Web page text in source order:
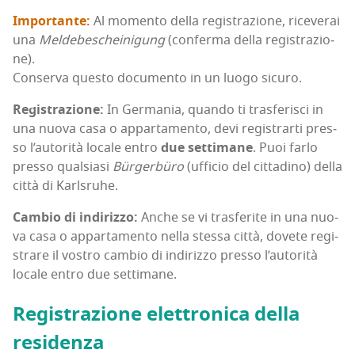
Impor­tan­te: Al momen­to del­la regi­stra­zio­ne, rice­ve­rai
una Mel­de­be­schei­ni­gung(con­fer­ma del­la regi­stra­zio­
ne).
Con­ser­va que­sto docu­men­to in un luo­go sicuro.
Regi­stra­zio­ne: In Ger­ma­nia, quan­do ti tra­sfe­ri­sci in
una nuo­va casa o appar­ta­men­to, devi regi­strar­ti pres­
so l’au­to­ri­tà loca­le entro due set­ti­ma­ne. Puoi far­lo
pres­so qual­sia­si Bür­ger­bü­ro(uffi­cio del cit­ta­di­no) del­la
cit­tà di Karlsruhe.
Cam­bio di indi­riz­zo: Anche se vi tra­sfe­ri­te in una nuo­
va casa o appar­ta­men­to nel­la stes­sa cit­tà, dove­te regi­
stra­re il vostro cam­bio di indi­riz­zo pres­so l’au­to­ri­tà
loca­le entro due settimane.
Regi­stra­zio­ne elet­tro­ni­ca del­la
residenza